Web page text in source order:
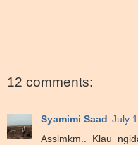
12 comments:
Syamimi Saad July
Asslmkm.. Klau